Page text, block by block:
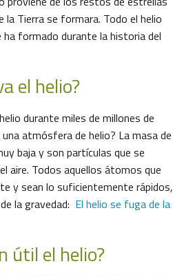
la Tierra se formara. Todo el helio
ha formado durante la historia del
el helio?
durante miles de millones de
atmósfera de helio? La masa de
baja y son partículas que se
aire. Todos aquellos átomos que
y sean lo suficientemente rápidos,
la gravedad: El helio se fuga de la
útil el helio?